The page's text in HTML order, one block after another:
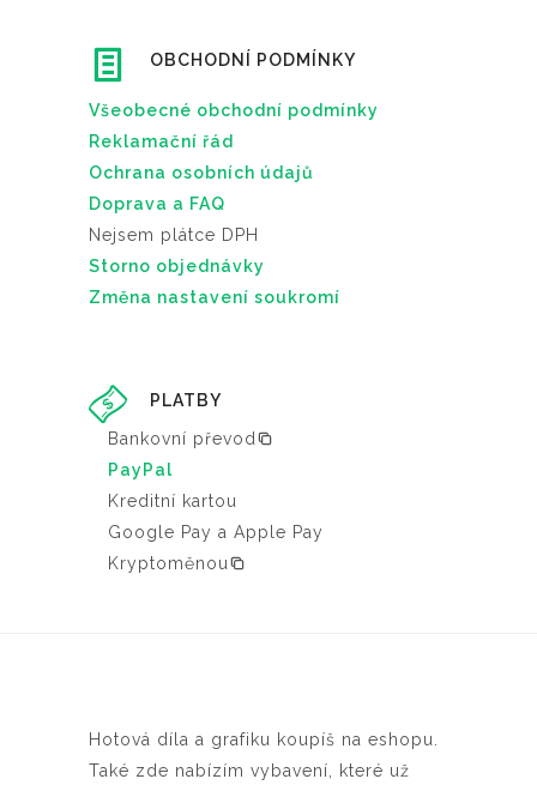
OBCHODNÍ PODMÍNKY
Všeobecné obchodní podmínky
Reklamační řád
Ochrana osobních údajů
Doprava a FAQ
Nejsem plátce DPH
Storno objednávky
Změna nastavení soukromí
PLATBY
Bankovní převod
PayPal
Kreditní kartou
Google Pay a Apple Pay
Kryptoměnou
Hotová díla a grafiku koupíš na eshopu.
Také zde nabízím vybavení, které už